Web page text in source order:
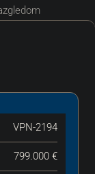
VPN-2194
799.000 €